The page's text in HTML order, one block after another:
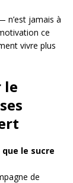
n’est jamais à
ce
vivre plus
le
le sucre
de